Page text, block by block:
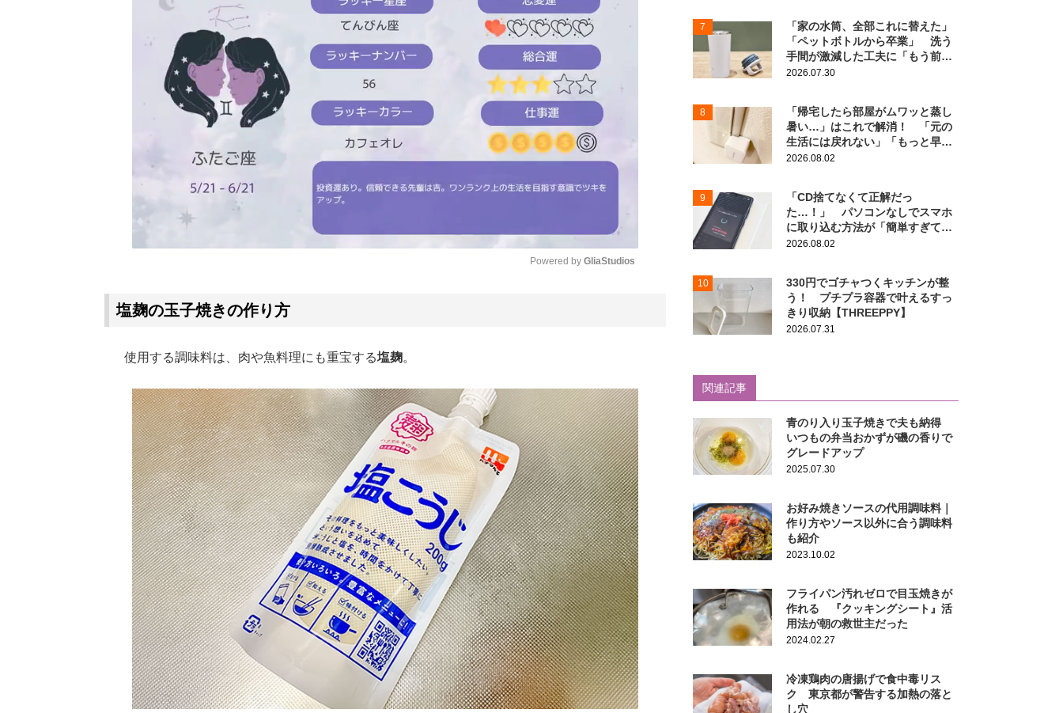
Powered by GliaStudios
塩麹の玉子焼きの作り方
使用する調味料は、肉や魚料理にも重宝する塩麹。
7
「家の水筒、全部これに替えた」
「ペットボトルから卒業」 洗う
手間が激減した工夫に「もう前の
に戻れない！」
2026.07.30
8
「帰宅したら部屋がムワッと蒸し
暑い…」はこれで解消！ 「元の
生活には戻れない」「もっと早く
知りたかった」
2026.08.02
9
「CD捨てなくて正解だっ
た…！」 パソコンなしでスマホ
に取り込む方法が「簡単すぎて拍
子抜け」「この曲聴きたかった
2026.08.02
10
330円でゴチャつくキッチンが整
う！ プチプラ容器で叶えるすっ
きり収納【THREEPPY】
2026.07.31
関連記事
青のり入り玉子焼きで夫も納得
いつもの弁当おかずが磯の香りで
グレードアップ
2025.07.30
お好み焼きソースの代用調味料｜
作り方やソース以外に合う調味料
も紹介
2023.10.02
フライパン汚れゼロで目玉焼きが
作れる 『クッキングシート』活
用法が朝の救世主だった
2024.02.27
冷凍鶏肉の唐揚げで食中毒リス
ク 東京都が警告する加熱の落と
し穴